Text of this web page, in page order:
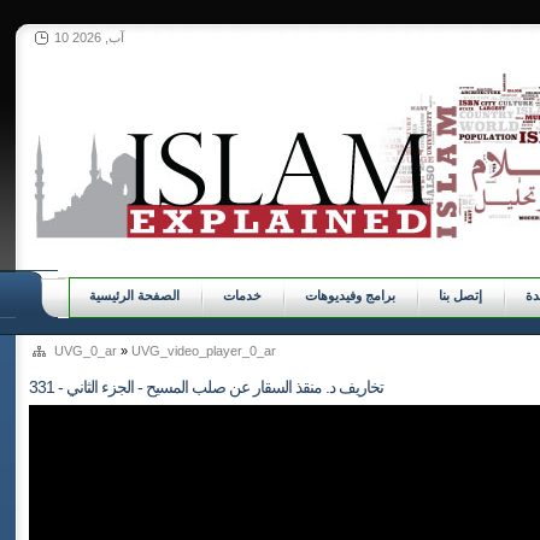
10 آب, 2026
الصفحة الرئيسية خدمات برامج وفيديوهات إتصل بنا
UVG_0_ar » UVG_video_player_0_ar
331 - تخاريف د. منقذ السقار عن صلب المسيح - الجزء الثاني